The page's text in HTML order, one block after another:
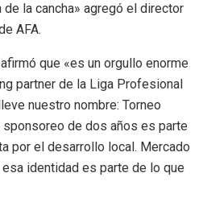
la cancha» agregó el director
AFA.
que «es un orgullo enorme
partner de la Liga Profesional
nuestro nombre: Torneo
de dos años es parte
por el desarrollo local. Mercado
identidad es parte de lo que